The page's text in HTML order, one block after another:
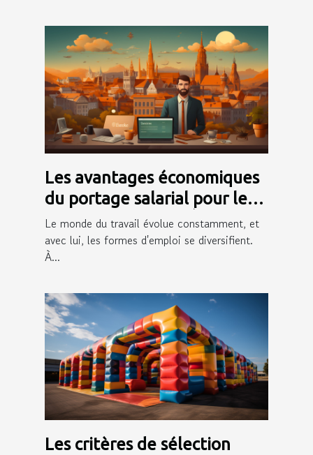
Les avantages économiques
du portage salarial pour les
freelances à Saint-Étienne
Le monde du travail évolue constamment, et
avec lui, les formes d'emploi se diversifient.
À...
Les critères de sélection